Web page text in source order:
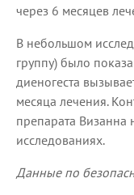
через 6 месяцев
В небольшом
группу) было
диеногеста
месяца лечения.
препарата Визанна
исследованиях.
Данные по